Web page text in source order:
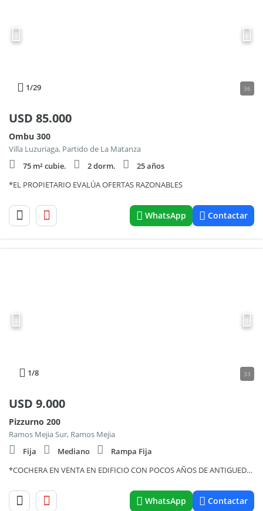
1/29 36
USD 85.000
Ombu 300
Villa Luzuriaga, Partido de La Matanza
75 m² cubie.
2 dorm.
25 años
*EL PROPIETARIO EVALÚA OFERTAS RAZONABLES
WhatsApp Contactar
1/8 33
USD 9.000
Pizzurno 200
Ramos Mejia Sur, Ramos Mejia
Fija
Mediano
Rampa Fija
*COCHERA EN VENTA EN EDIFICIO CON POCOS AÑOS DE ANTIGUEDAD *MUY BUENA UBICACIÓN *ACCESO POR RAMPA
WhatsApp Contactar